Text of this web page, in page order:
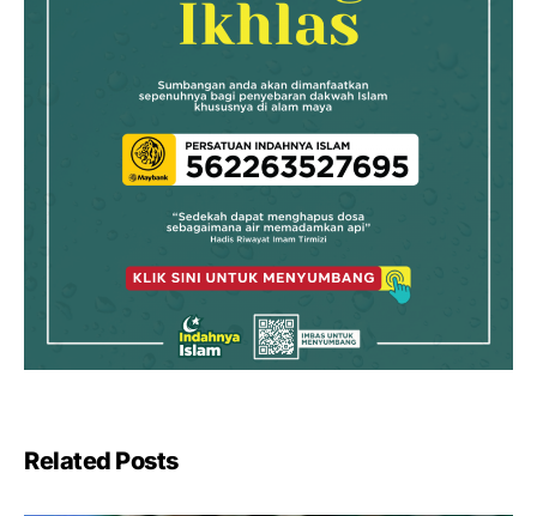
Related Posts